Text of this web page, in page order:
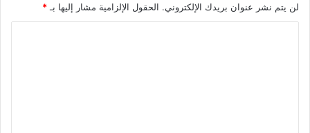
لن يتم نشر عنوان بريدك الإلكتروني. الحقول الإلزامية مشار إليها بـ*